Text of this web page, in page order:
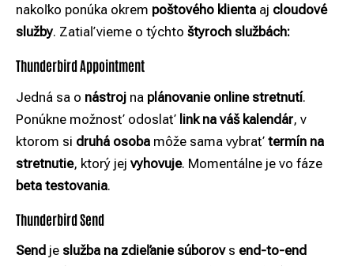
nakoľko ponúka okrem poštového klienta aj cloudové
služby. Zatiaľ vieme o týchto štyroch službách:
Thunderbird Appointment
Jedná sa o nástroj na plánovanie online stretnutí.
Ponúkne možnosť odoslať link na váš kalendár, v
ktorom si druhá osoba môže sama vybrať termín na
stretnutie, ktorý jej vyhovuje. Momentálne je vo fáze
beta testovania.
Thunderbird Send
Send je služba na zdieľanie súborovs end-to-end